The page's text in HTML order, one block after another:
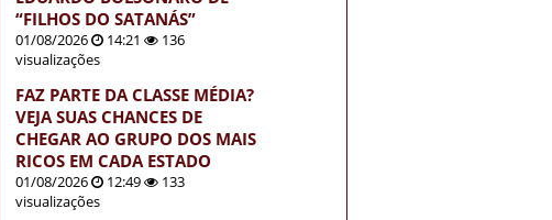
“FILHOS DO SATANÁS”
01/08/2026 14:21
136
visualizações
FAZ PARTE DA CLASSE MÉDIA?
VEJA SUAS CHANCES DE
CHEGAR AO GRUPO DOS MAIS
RICOS EM CADA ESTADO
01/08/2026 12:49
133
visualizações